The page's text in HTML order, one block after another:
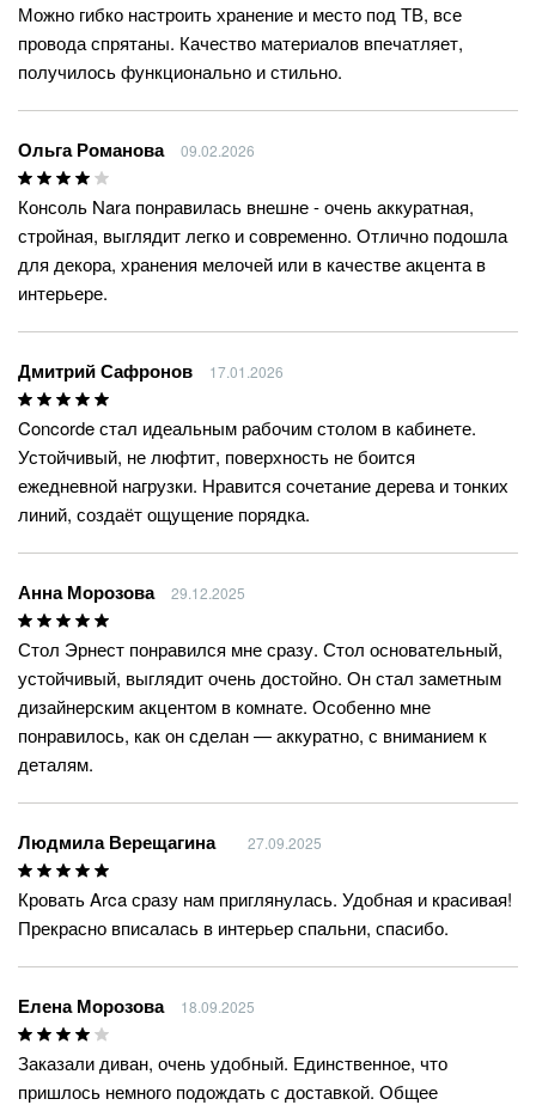
Можно гибко настроить хранение и место под ТВ, все
провода спрятаны. Качество материалов впечатляет,
получилось функционально и стильно.
Ольга Романова 09.02.2026
Консоль Nara понравилась внешне - очень аккуратная,
стройная, выглядит легко и современно. Отлично подошла
для декора, хранения мелочей или в качестве акцента в
интерьере.
Дмитрий Сафронов 17.01.2026
Concorde стал идеальным рабочим столом в кабинете.
Устойчивый, не люфтит, поверхность не боится
ежедневной нагрузки. Нравится сочетание дерева и тонких
линий, создаёт ощущение порядка.
Анна Морозова 29.12.2025
Стол Эрнест понравился мне сразу. Стол основательный,
устойчивый, выглядит очень достойно. Он стал заметным
дизайнерским акцентом в комнате. Особенно мне
понравилось, как он сделан — аккуратно, с вниманием к
деталям.
Людмила Верещагина 27.09.2025
Кровать Arca сразу нам приглянулась. Удобная и красивая!
Прекрасно вписалась в интерьер спальни, спасибо.
Елена Морозова 18.09.2025
Заказали диван, очень удобный. Единственное, что
пришлось немного подождать с доставкой. Общее